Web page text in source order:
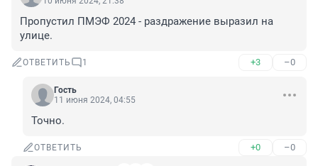
Пропустил ПМЭФ 2024 - раздражение выразил на
улице.
ОТВЕТИТЬ 1 +3 –0
Гость
11 июня 2024, 04:55
Точно.
ОТВЕТИТЬ +0 –0